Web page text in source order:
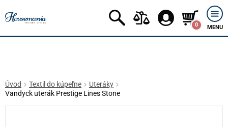
0 MENU
Úvod Textil do kúpeľne
Uteráky
Vandyck uterák Prestige Lines Stone